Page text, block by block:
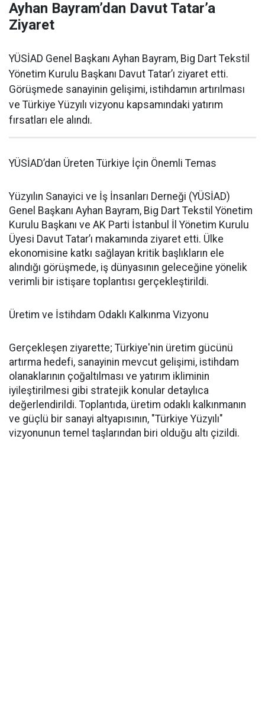
Ayhan Bayram’dan Davut Tatar’a
Ziyaret
YÜSİAD Genel Başkanı Ayhan Bayram, Big Dart Tekstil
Yönetim Kurulu Başkanı Davut Tatar’ı ziyaret etti.
Görüşmede sanayinin gelişimi, istihdamın artırılması
ve Türkiye Yüzyılı vizyonu kapsamındaki yatırım
fırsatları ele alındı.
YÜSİAD’dan Üreten Türkiye İçin Önemli Temas
Yüzyılın Sanayici ve İş İnsanları Derneği (YÜSİAD)
Genel Başkanı Ayhan Bayram, Big Dart Tekstil Yönetim
Kurulu Başkanı ve AK Parti İstanbul İl Yönetim Kurulu
Üyesi Davut Tatar’ı makamında ziyaret etti. Ülke
ekonomisine katkı sağlayan kritik başlıkların ele
alındığı görüşmede, iş dünyasının geleceğine yönelik
verimli bir istişare toplantısı gerçekleştirildi.
Üretim ve İstihdam Odaklı Kalkınma Vizyonu
Gerçekleşen ziyarette; Türkiye'nin üretim gücünü
artırma hedefi, sanayinin mevcut gelişimi, istihdam
olanaklarının çoğaltılması ve yatırım ikliminin
iyileştirilmesi gibi stratejik konular detaylıca
değerlendirildi. Toplantıda, üretim odaklı kalkınmanın
ve güçlü bir sanayi altyapısının, "Türkiye Yüzyılı"
vizyonunun temel taşlarından biri olduğu altı çizildi.